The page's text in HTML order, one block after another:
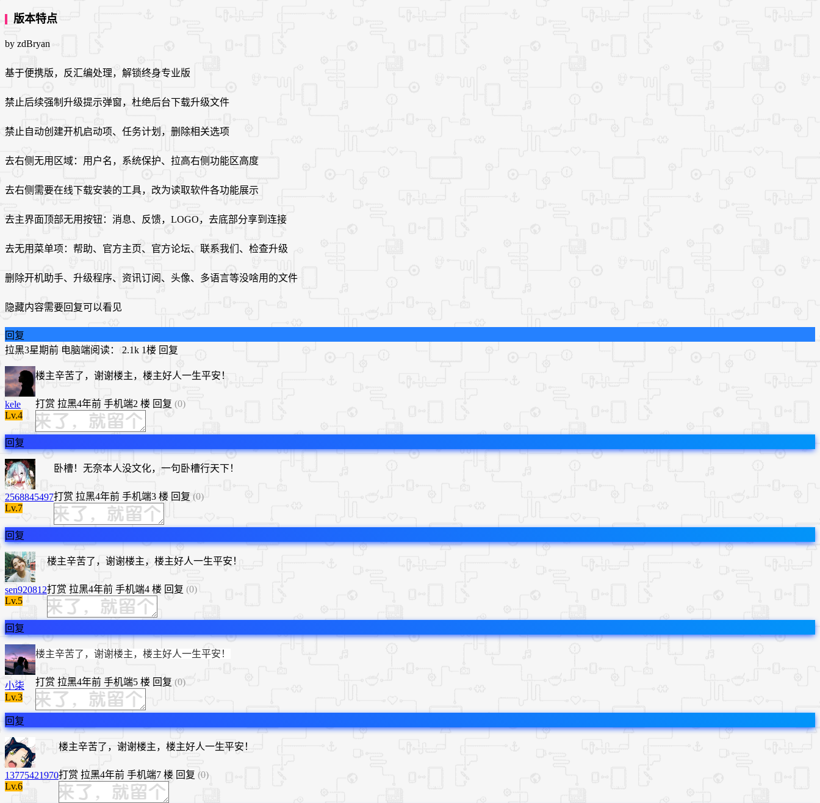
版本特点
by zdBryan
基于便携版，反汇编处理，解锁终身专业版
禁止后续强制升级提示弹窗，杜绝后台下载升级文件
禁止自动创建开机启动项、任务计划，删除相关选项
去右侧无用区域：用户名，系统保护、拉高右侧功能区高度
去右侧需要在线下载安装的工具，改为读取软件各功能展示
去主界面顶部无用按钮：消息、反馈，LOGO，去底部分享到连接
去无用菜单项：帮助、官方主页、官方论坛、联系我们、检查升级
删除开机助手、升级程序、资讯订阅、头像、多语言等没啥用的文件
隐藏内容需要回复可以看见
回复
拉黑3星期前 电脑端阅读： 2.1k 1楼 回复
kele
Lv.4
楼主辛苦了，谢谢楼主，楼主好人一生平安！
打赏 拉黑4年前 手机端2 楼 回复 (0)
回复
2568845497
Lv.7
卧槽！无奈本人没文化，一句卧槽行天下！
打赏 拉黑4年前 手机端3 楼 回复 (0)
回复
sen920812
Lv.5
楼主辛苦了，谢谢楼主，楼主好人一生平安！
打赏 拉黑4年前 手机端4 楼 回复 (0)
回复
小柒
Lv.3
楼主辛苦了，谢谢楼主，楼主好人一生平安！
打赏 拉黑4年前 手机端5 楼 回复 (0)
回复
13775421970
Lv.6
楼主辛苦了，谢谢楼主，楼主好人一生平安！
打赏 拉黑4年前 手机端7 楼 回复 (0)